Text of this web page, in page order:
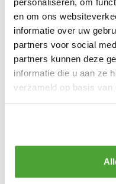
en om ons
informatie over uw
partners voor social
partners kunnen deze
informatie die u aan ze
verzameld op basis van
Our employee is happy to
Send mail
Voor- en nadelen
Productspecificaties